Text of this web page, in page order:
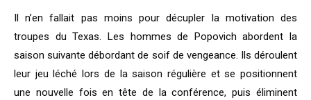
Il n’en fallait pas moins pour décupler la motivation des
troupes du Texas. Les hommes de Popovich abordent la
saison suivante débordant de soif de vengeance. Ils déroulent
leur jeu léché lors de la saison régulière et se positionnent
une nouvelle fois en tête de la conférence, puis éliminent